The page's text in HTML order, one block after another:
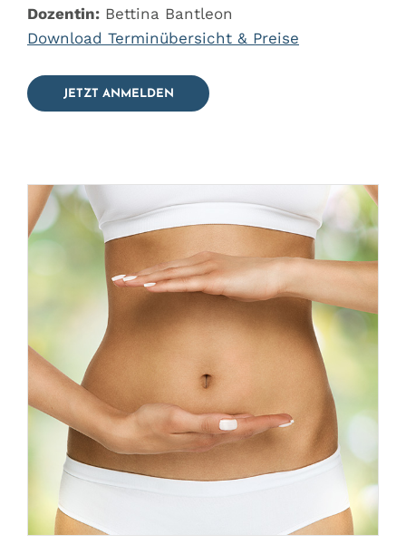
Dozentin: Bettina Bantleon
Download Terminübersicht & Preise
JETZT ANMELDEN